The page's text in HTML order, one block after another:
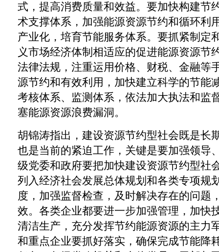
式，提高消费质量和效益。要加快构建节
术支撑体系，加强能源资源节约和循环利
产业化，培育节能服务体系。要抓紧制定
义市场经济体制相适应的促进能源资源节
法律法规，注重运用价格、财税、金融等
源节约和有效利用，加快建立科学的节能
考核体系、监测体系，依法加大执法和监
塞能源资源浪费漏洞。
胡锦涛指出，建设资源节约型社会既是长
也是当前的紧迫工作，关键是要加强领导
级党委和政府要把加快建设资源节约型社
列入经济社会发展总体规划和各类专项规
度，加强监督检查，及时解决存在的问题
效。各类企业都要进一步加强管理，加快
清洁生产，充分发挥节约能源资源的主力
和重点企业要抓好落实，确保完成节能降